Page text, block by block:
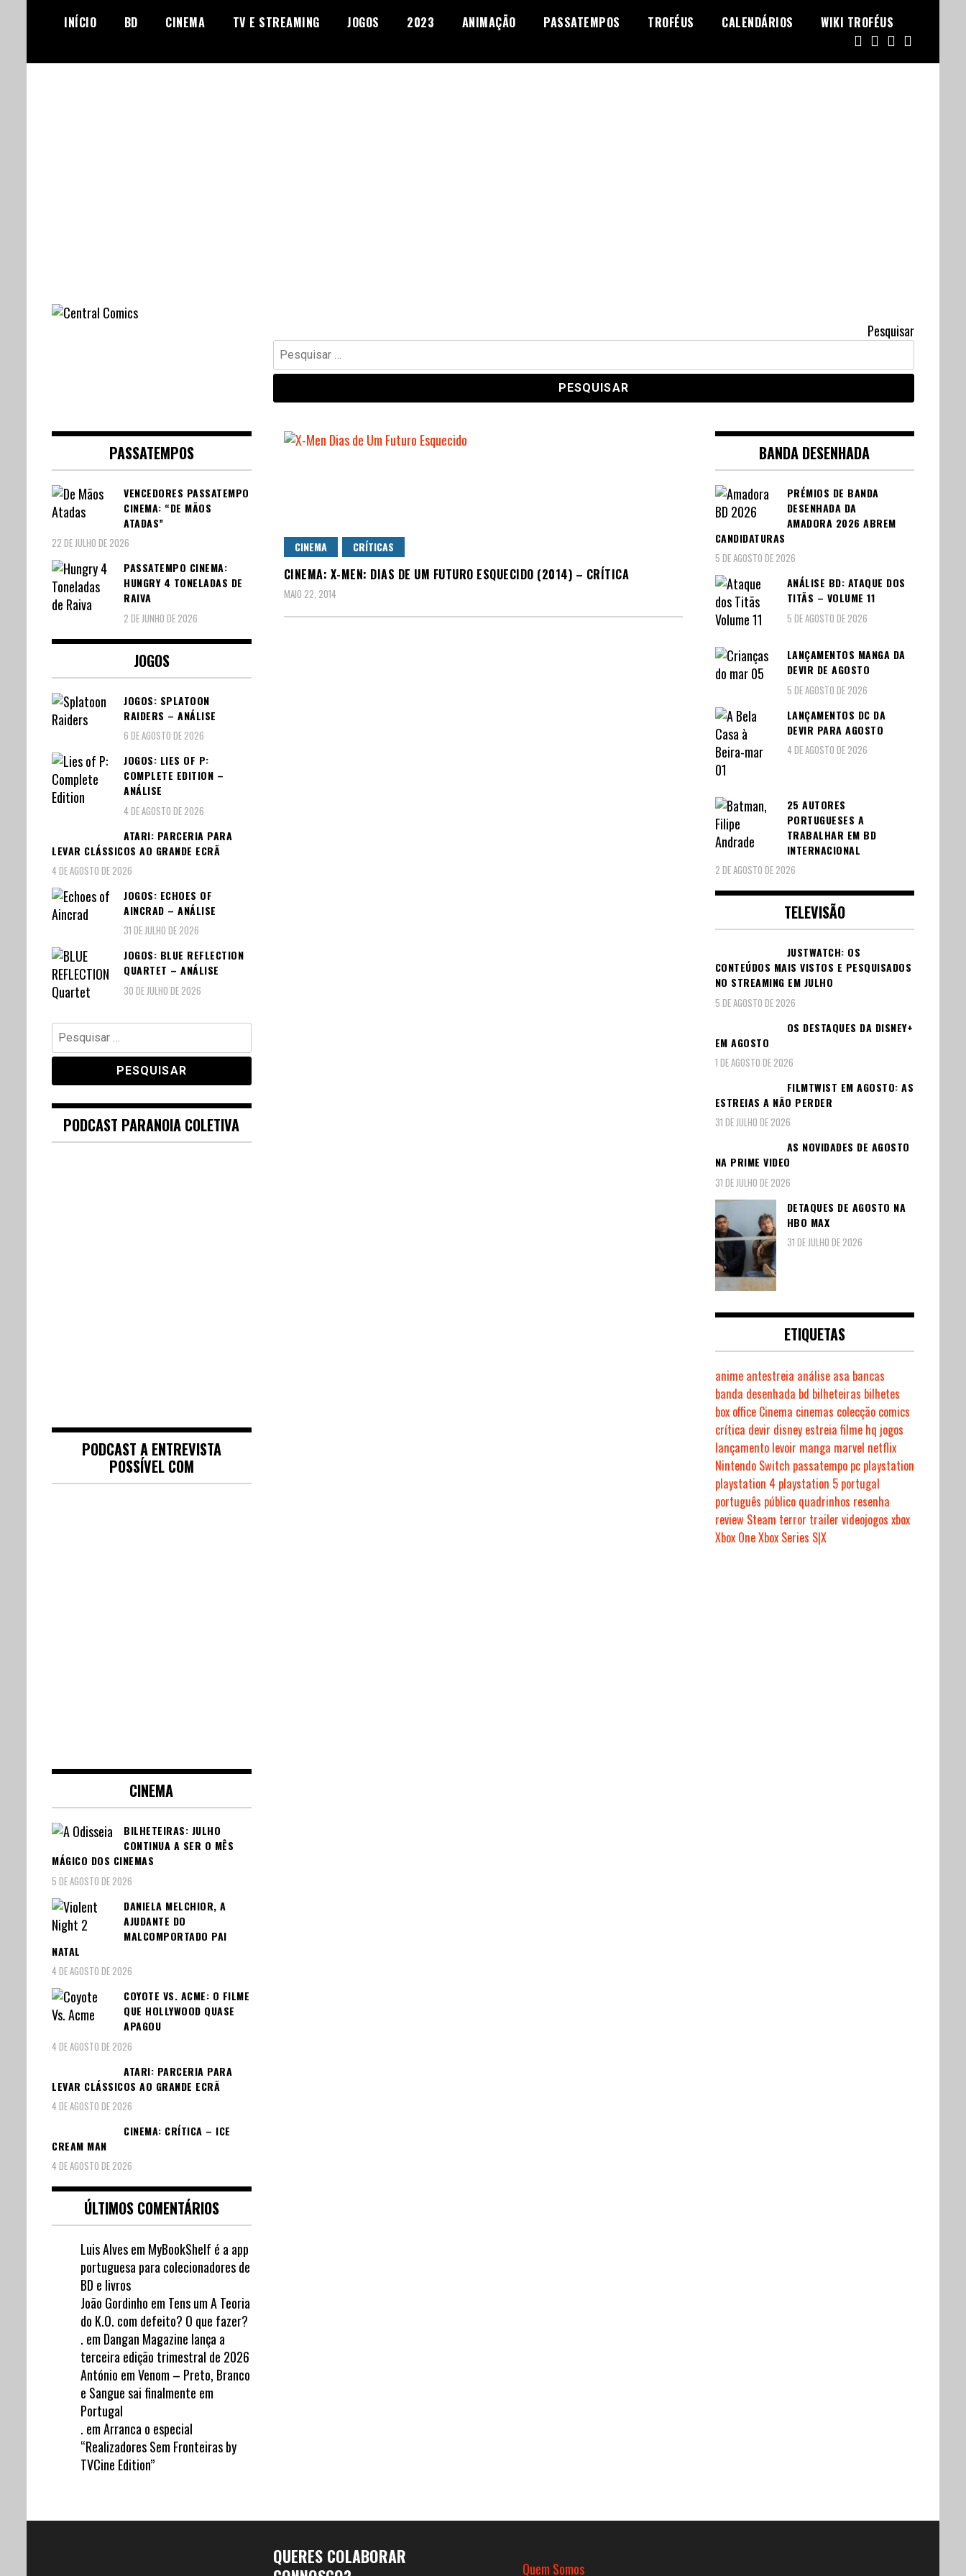
INÍCIO BD CINEMA TV E STREAMING JOGOS 2023 ANIMAÇÃO PASSATEMPOS TROFÉUS CALENDÁRIOS WIKI TROFÉUS
Pesquisar
Pesquisar
por:
CINEMA CRÍTICAS
CINEMA: X-MEN: DIAS DE UM FUTURO ESQUECIDO (2014) – CRÍTICA
MAIO 22, 2014
PASSATEMPOS
VENCEDORES PASSATEMPO
CINEMA: “DE MÃOS
ATADAS”
22 DE JULHO DE 2026
PASSATEMPO CINEMA:
HUNGRY 4 TONELADAS DE
RAIVA
2 DE JUNHO DE 2026
JOGOS
JOGOS: SPLATOON
RAIDERS – ANÁLISE
6 DE AGOSTO DE 2026
JOGOS: LIES OF P:
COMPLETE EDITION –
ANÁLISE
4 DE AGOSTO DE 2026
ATARI: PARCERIA PARA
LEVAR CLÁSSICOS AO GRANDE ECRÃ
4 DE AGOSTO DE 2026
JOGOS: ECHOES OF
AINCRAD – ANÁLISE
31 DE JULHO DE 2026
JOGOS: BLUE REFLECTION
QUARTET – ANÁLISE
30 DE JULHO DE 2026
Pesquisar
por:
PODCAST PARANOIA COLETIVA
PODCAST A ENTREVISTA
POSSÍVEL COM
CINEMA
BILHETEIRAS: JULHO
CONTINUA A SER O MÊS
MÁGICO DOS CINEMAS
5 DE AGOSTO DE 2026
DANIELA MELCHIOR, A
AJUDANTE DO
MALCOMPORTADO PAI
NATAL
4 DE AGOSTO DE 2026
COYOTE VS. ACME: O FILME
QUE HOLLYWOOD QUASE
APAGOU
4 DE AGOSTO DE 2026
ATARI: PARCERIA PARA
LEVAR CLÁSSICOS AO GRANDE ECRÃ
4 DE AGOSTO DE 2026
CINEMA: CRÍTICA – ICE
CREAM MAN
4 DE AGOSTO DE 2026
ÚLTIMOS COMENTÁRIOS
Luis Alvesem MyBookShelf é a app
portuguesa para colecionadores de
BD e livros
João Gordinho em Tens um A Teoria
do K.O. com defeito? O que fazer?
. em Dangan Magazine lança a
terceira edição trimestral de 2026
António emVenom – Preto, Branco
e Sangue sai finalmente em
Portugal
. emArranca o especial
“Realizadores Sem Fronteiras by
TVCine Edition”
BANDA DESENHADA
PRÉMIOS DE BANDA
DESENHADA DA
AMADORA 2026 ABREM
CANDIDATURAS
5 DE AGOSTO DE 2026
ANÁLISE BD: ATAQUE DOS
TITÃS – VOLUME 11
5 DE AGOSTO DE 2026
LANÇAMENTOS MANGA DA
DEVIR DE AGOSTO
5 DE AGOSTO DE 2026
LANÇAMENTOS DC DA
DEVIR PARA AGOSTO
4 DE AGOSTO DE 2026
25 AUTORES
PORTUGUESES A
TRABALHAR EM BD
INTERNACIONAL
2 DE AGOSTO DE 2026
TELEVISÃO
JUSTWATCH: OS
CONTEÚDOS MAIS VISTOS E PESQUISADOS
NO STREAMING EM JULHO
5 DE AGOSTO DE 2026
OS DESTAQUES DA DISNEY+
EM AGOSTO
1 DE AGOSTO DE 2026
FILMTWIST EM AGOSTO: AS
ESTREIAS A NÃO PERDER
31 DE JULHO DE 2026
AS NOVIDADES DE AGOSTO
NA PRIME VIDEO
31 DE JULHO DE 2026
DETAQUES DE AGOSTO NA
HBO MAX
31 DE JULHO DE 2026
ETIQUETAS
anime antestreia análise asa bancas
banda desenhada bd bilheteiras bilhetes
box office Cinema cinemas colecção comics
crítica devir disney estreiafilme hq jogos
lançamento levoir manga marvel netflix
Nintendo Switch passatempo pc playstation
playstation 4 playstation 5 portugal
português público quadrinhos resenha
review Steam terror trailer videojogos xbox
Xbox OneXbox Series S|X
QUERES COLABORAR
Quem Somos